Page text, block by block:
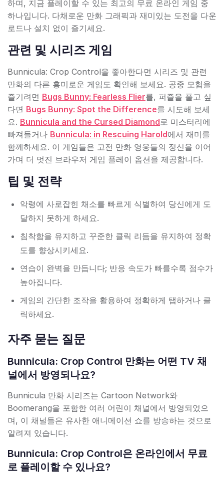
하며, 지금 플레이할 수 있는 최고의 무료 온라인 게임 중
하나입니다. 다채로운 만화 그래픽과 재미있는 도전을 다운
로드나 설치 없이 즐기세요.
관련 및 시리즈 게임
Bunnicula: Crop Control을 좋아한다면 시리즈 및 관련
만화의 다른 흥미로운 게임도 확인해 보세요. 공중 모험을
즐기려면 Bugs Bunny: Fearless Flier를, 퍼즐을 풀고 싶
다면 Bugs Bunny: Spot the Difference를 시도해 보세
요. Bunnicula and the Cursed Diamond로 미스터리에
빠져들거나 Bunnicula: in Rescuing Harold에서 재미를
함께하세요. 이 게임들은 고전 만화 영웅들의 정신을 이어
가며 더 멋진 브라우저 게임 플레이 옵션을 제공합니다.
팁 및 전략
악령에 사로잡힌 채소를 빠르게 식별하여 당신에게 도
달하지 못하게 하세요.
침착함을 유지하고 꾸준한 클릭 리듬을 유지하여 정확
도를 향상시키세요.
연습이 완벽을 만듭니다; 반응 속도가 빠를수록 점수가
높아집니다.
게임의 간단한 조작을 활용하여 정확하게 탭하거나 클
릭하세요.
자주 묻는 질문
Bunnicula: Crop Control 만화는 어떤 TV 채
널에서 방영되나요?
Bunnicula 만화 시리즈는 Cartoon Network와
Boomerang을 포함한 여러 어린이 채널에서 방영되었으
며, 이 채널들은 유사한 애니메이션 쇼를 방송하는 것으로
알려져 있습니다.
Bunnicula: Crop Control은 온라인에서 무료
로 플레이할 수 있나요?